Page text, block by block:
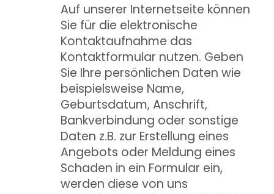
Auf unserer Internetseite können
Sie für die elektronische
Kontaktaufnahme das
Kontaktformular nutzen. Geben
Sie Ihre persönlichen Daten wie
beispielsweise Name,
Geburtsdatum, Anschrift,
Bankverbindung oder sonstige
Daten z.B. zur Erstellung eines
Angebots oder Meldung eines
Schaden in ein Formular ein,
werden diese von uns